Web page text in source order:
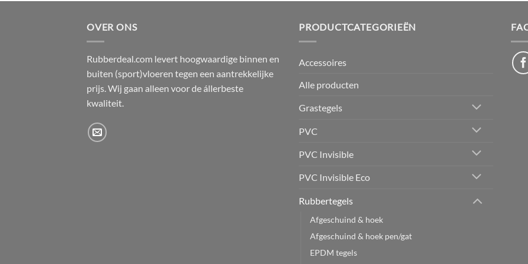
OVER ONS
Rubberdeal.com levert hoogwaardige binnen en
buiten (sport)vloeren tegen een aantrekkelijke
prijs. Wij gaan alleen voor de állerbeste
kwaliteit.
PRODUCTCATEGORIEËN
Accessoires
Alle producten
Grastegels
PVC
PVC Invisible
PVC Invisible Eco
Rubbertegels
Afgeschuind & hoek
Afgeschuind & hoek pen/gat
EPDM tegels